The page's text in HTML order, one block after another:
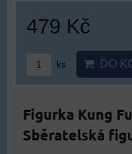
479 Kč
ks DO
Figurka Kung
Sběratelská